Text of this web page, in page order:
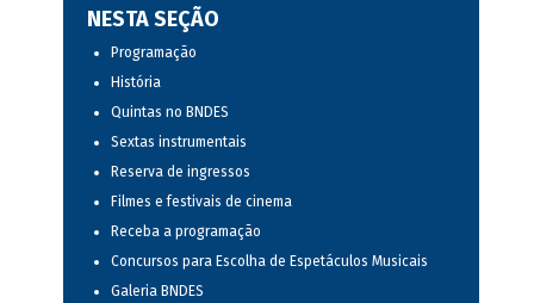
NESTA SEÇÃO
Programação
História
Quintas no BNDES
Sextas instrumentais
Reserva de ingressos
Filmes e festivais de cinema
Receba a programação
Concursos para Escolha de Espetáculos Musicais
Galeria BNDES